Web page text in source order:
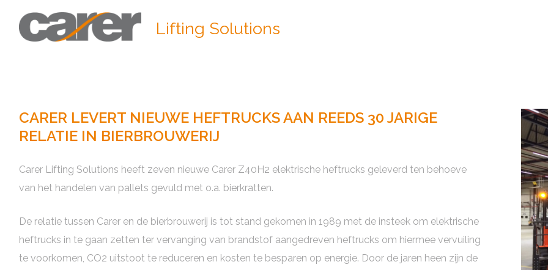
Lifting Solutions
CARER LEVERT NIEUWE HEFTRUCKS AAN REEDS 30 JARIGE
RELATIE IN BIERBROUWERIJ
Carer Lifting Solutions heeft zeven nieuwe Carer Z40H2 elektrische heftrucks geleverd ten behoeve
van het handelen van pallets gevuld met o.a. bierkratten.
De relatie tussen Carer en de bierbrouwerij is tot stand gekomen in 1989 met de insteek om elektrische
heftrucks in te gaan zetten ter vervanging van brandstof aangedreven heftrucks om hiermee vervuiling
te voorkomen, CO2 uitstoot te reduceren en kosten te besparen op energie. Door de jaren heen zijn de